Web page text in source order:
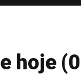
hoje